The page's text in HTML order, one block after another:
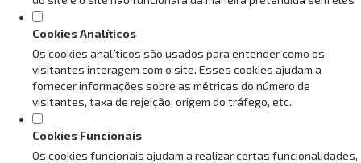
Cookies Analíticos
Os cookies analíticos são usados para entender como os
visitantes interagem com o site. Esses cookies ajudam a
fornecer informações sobre as métricas do número de
visitantes, taxa de rejeição, origem do tráfego, etc.
Cookies Funcionais
Os cookies funcionais ajudam a realizar certas funcionalidades,